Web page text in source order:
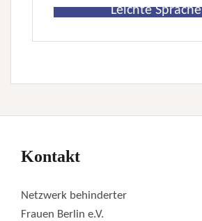
Leichte Sprache
Kontakt
Netzwerk behinderter
Frauen Berlin e.V.